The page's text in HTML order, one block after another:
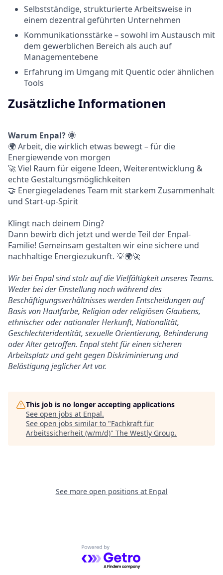
Selbstständige, strukturierte Arbeitsweise in
einem dezentral geführten Unternehmen
Kommunikationsstärke – sowohl im Austausch mit
dem gewerblichen Bereich als auch auf
Managementebene
Erfahrung im Umgang mit Quentic oder ähnlichen
Tools
Zusätzliche Informationen
Warum Enpal? 🌞
🌍 Arbeit, die wirklich etwas bewegt – für die
Energiewende von morgen
🚀 Viel Raum für eigene Ideen, Weiterentwicklung &
echte Gestaltungsmöglichkeiten
🤝 Energiegeladenes Team mit starkem Zusammenhalt
und Start-up-Spirit
Klingt nach deinem Ding?
Dann bewirb dich jetzt und werde Teil der Enpal-
Familie! Gemeinsam gestalten wir eine sichere und
nachhaltige Energiezukunft. 💡🌍🚀
Wir bei Enpal sind stolz auf die Vielfältigkeit unseres Teams.
Weder bei der Einstellung noch während des
Beschäftigungsverhältnisses werden Entscheidungen auf
Basis von Hautfarbe, Religion oder religiösen Glaubens,
ethnischer oder nationaler Herkunft, Nationalität,
Geschlechteridentität, sexuelle Orientierung, Behinderung
oder Alter getroffen. Enpal steht für einen sicheren
Arbeitsplatz und geht gegen Diskriminierung und
Belästigung jeglicher Art vor.
This job is no longer accepting applications
See open jobs at Enpal.
See open jobs similar to "Fachkraft für
Arbeitssicherheit (w/m/d)" The Westly Group.
See more open positions at Enpal
Powered by Getro.com